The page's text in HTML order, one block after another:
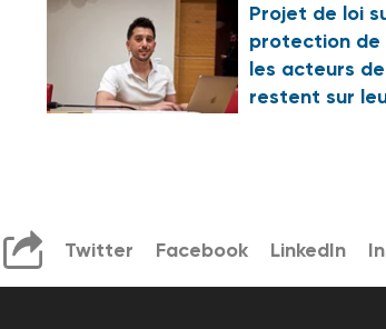
Projet de loi
protection de
les acteurs
restent sur
Twitter Facebook LinkedIn